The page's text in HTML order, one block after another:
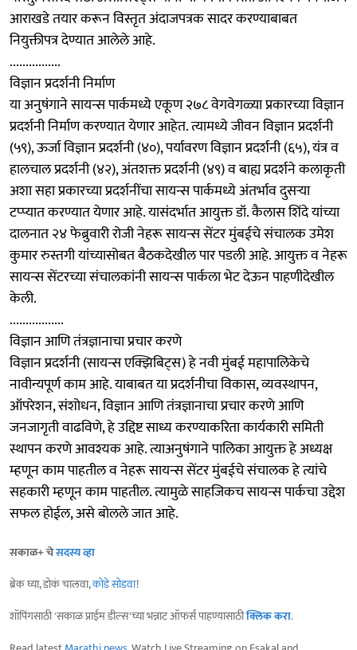
आराखडे तयार करून विस्तृत अंदाजपत्रक सादर करण्याबाबत
नियुक्तीपत्र देण्यात आलेले आहे.
................
विज्ञान प्रदर्शनी निर्माण
या अनुषंगाने सायन्स पार्कमध्ये एकूण २७८ वेगवेगळ्या प्रकारच्या विज्ञान
प्रदर्शनी निर्माण करण्यात येणार आहेत. त्यामध्ये जीवन विज्ञान प्रदर्शनी
(५९), ऊर्जा विज्ञान प्रदर्शनी (४०), पर्यावरण विज्ञान प्रदर्शनी (६५), यंत्र व
हालचाल प्रदर्शनी (४२), अंतशक्त प्रदर्शनी (४९) व बाह्य प्रदर्शने कलाकृती
अशा सहा प्रकारच्या प्रदर्शनींचा सायन्स पार्कमध्ये अंतर्भाव दुसऱ्या
टप्प्यात करण्यात येणार आहे. यासंदर्भात आयुक्त डॉ. कैलास शिंदे यांच्या
दालनात २४ फेब्रुवारी रोजी नेहरू सायन्स सेंटर मुंबईचे संचालक उमेश
कुमार रुस्तगी यांच्यासोबत बैठकदेखील पार पडली आहे. आयुक्त व नेहरू
सायन्स सेंटरच्या संचालकांनी सायन्स पार्कला भेट देऊन पाहणीदेखील
केली.
.................
विज्ञान आणि तंत्रज्ञानाचा प्रचार करणे
विज्ञान प्रदर्शनी (सायन्स एक्झिबिट्स) हे नवी मुंबई महापालिकेचे
नावीन्यपूर्ण काम आहे. याबाबत या प्रदर्शनीचा विकास, व्यवस्थापन,
ऑपरेशन, संशोधन, विज्ञान आणि तंत्रज्ञानाचा प्रचार करणे आणि
जनजागृती वाढविणे, हे उद्दिष्ट साध्य करण्याकरिता कार्यकारी समिती
स्थापन करणे आवश्यक आहे. त्याअनुषंगाने पालिका आयुक्त हे अध्यक्ष
म्हणून काम पाहतील व नेहरू सायन्स सेंटर मुंबईचे संचालक हे त्यांचे
सहकारी म्हणून काम पाहतील. त्यामुळे साहजिकच सायन्स पार्कचा उद्देश
सफल होईल, असे बोलले जात आहे.
सकाळ+ चेसदस्य व्हा
ब्रेक घ्या, डोकं चालवा,कोडे सोडवा!
शॉपिंगसाठी 'सकाळ प्राईम डील्स'च्या भन्नाट ऑफर्स पाहण्यासाठीक्लिक करा.